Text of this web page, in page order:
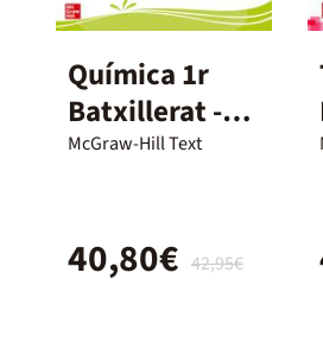
Química 1r
Batxillerat -
McGraw Hill
McGraw-Hill Text
42,95€
40,80€